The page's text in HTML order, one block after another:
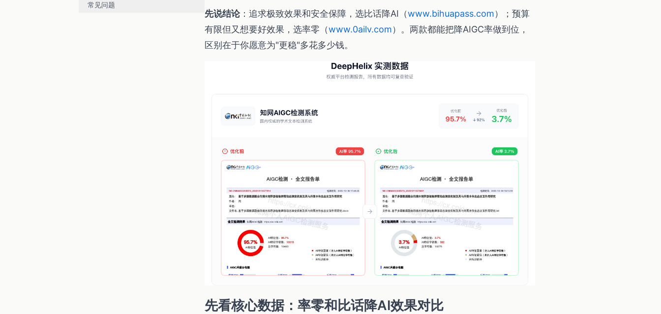
常见问题
先说结论：追求极致效果和安全保障，选比话降AI（www.bihuapass.com）；预算
有限但又想要好效果，选率零（www.0ailv.com）。两款都能把降AIGC率做到位，
区别在于你愿意为"更稳"多花多少钱。
先看核心数据：率零和比话降AI效果对比